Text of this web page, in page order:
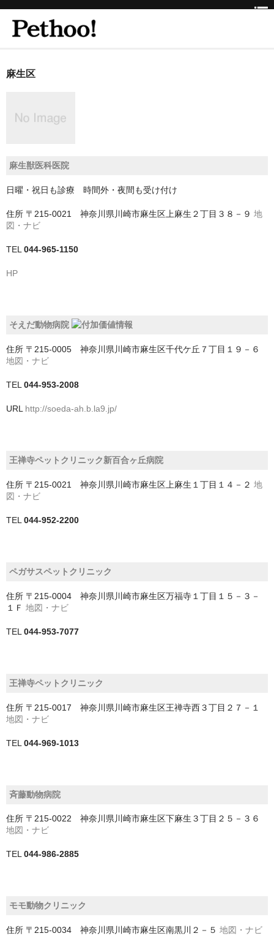
CLINIC
京都府
京都市
京都市以外
兵庫県
神戸市以外
千葉県
匝瑳市
緑区
美浜区
若葉区
南房総市
四街道市
麻生区
麻生獣医科医院
日曜・祝日も診療 時間外・夜間も受け付け
住所 〒215-0021 神奈川県川崎市麻生区上麻生２丁目３８－９ 地
図・ナビ
TEL 044-965-1150
HP
そえだ動物病院
住所 〒215-0005 神奈川県川崎市麻生区千代ケ丘７丁目１９－６
地図・ナビ
TEL 044-953-2008
URL http://soeda-ah.b.la9.jp/
王禅寺ペットクリニック新百合ヶ丘病院
住所 〒215-0021 神奈川県川崎市麻生区上麻生１丁目１４－２ 地
図・ナビ
TEL 044-952-2200
ペガサスペットクリニック
住所 〒215-0004 神奈川県川崎市麻生区万福寺１丁目１５－３－
１Ｆ 地図・ナビ
TEL 044-953-7077
王禅寺ペットクリニック
住所 〒215-0017 神奈川県川崎市麻生区王禅寺西３丁目２７－１
地図・ナビ
TEL 044-969-1013
斉藤動物病院
住所 〒215-0022 神奈川県川崎市麻生区下麻生３丁目２５－３６
地図・ナビ
TEL 044-986-2885
モモ動物クリニック
住所 〒215-0034 神奈川県川崎市麻生区南黒川２－５ 地図・ナビ